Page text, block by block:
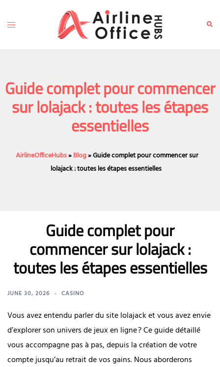
content
Toggle
Guide complet pour commencer
sur lolajack : toutes les étapes
essentielles
AirlineOfficeHubs»Blog»Guide complet pour commencer sur
lolajack : toutes les étapes essentielles
Guide complet pour
commencer sur lolajack :
toutes les étapes essentielles
JUNE 30, 2026 CASINO
Vous avez entendu parler du site lolajack et vous avez envie
d’explorer son univers de jeux en ligne ? Ce guide détaillé
vous accompagne pas à pas, depuis la création de votre
compte jusqu’au retrait de vos gains. Nous aborderons